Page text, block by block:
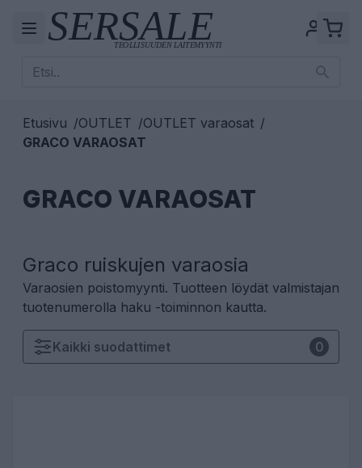
Etusivu /OUTLET /OUTLET varaosat /
GRACO VARAOSAT
GRACO VARAOSAT
Graco ruiskujen varaosia
Varaosien poistomyynti. Tuotteen löydät valmistajan
tuotenumerolla haku -toiminnon kautta.
Kaikki suodattimet 0